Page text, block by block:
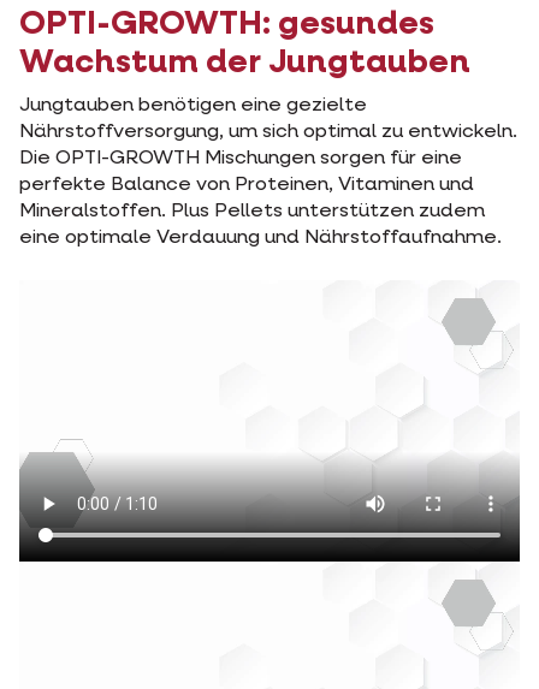
OPTI-GROWTH: gesundes
Wachstum der Jungtauben
Jungtauben benötigen eine gezielte
Nährstoffversorgung, um sich optimal zu entwickeln.
Die OPTI-GROWTH Mischungen sorgen für eine
perfekte Balance von Proteinen, Vitaminen und
Mineralstoffen. Plus Pellets unterstützen zudem
eine optimale Verdauung und Nährstoffaufnahme.